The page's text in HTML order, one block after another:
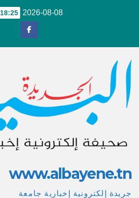
2026-08-08
18:25
www.albayene.tn
جريدة إلكترونية إخبارية جامعة